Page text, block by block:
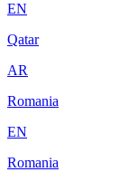
EN
Qatar
AR
Romania
EN
Romania